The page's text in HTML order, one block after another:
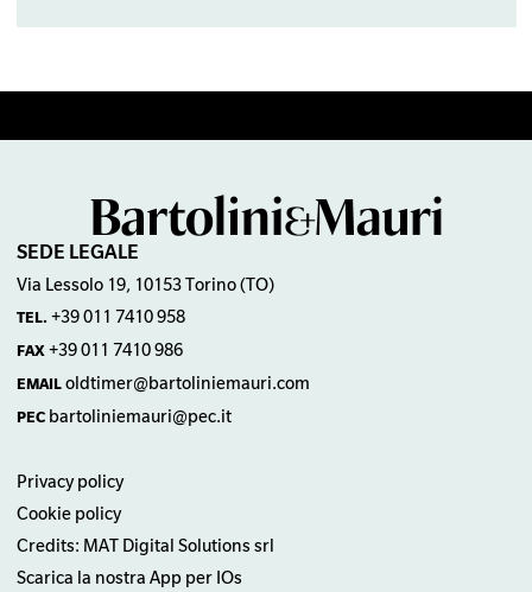
SEDE LEGALE
Via Lessolo 19, 10153 Torino (TO)
TEL. +39 011 7410 958
FAX+39 011 7410 986
EMAILoldtimer@bartoliniemauri.com
PECbartoliniemauri@pec.it
Privacy policy
Cookie policy
Credits: MAT Digital Solutions srl
Scarica la nostra App per IOs